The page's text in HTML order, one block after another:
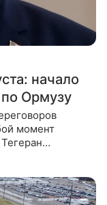
начало
Ормузу
момент